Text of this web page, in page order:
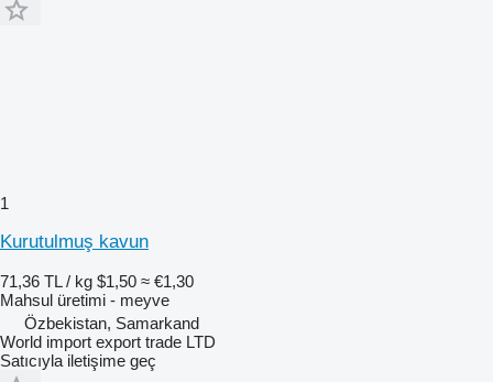
1
Kurutulmuş kavun
71,36 TL / kg $1,50 ≈ €1,30
Mahsul üretimi - meyve
Özbekistan, Samarkand
World import export trade LTD
Satıcıyla iletişime geç